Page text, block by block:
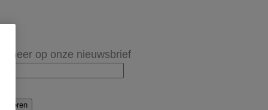
op onze nieuwsbrief